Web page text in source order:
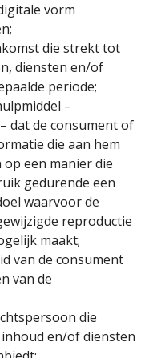
vorm
die strekt tot
diensten en/of
periode;
–
dat de consument of
die aan hem
een manier die
gedurende een
waarvoor de
reproductie
maakt;
van de consument
van de
die
en/of diensten